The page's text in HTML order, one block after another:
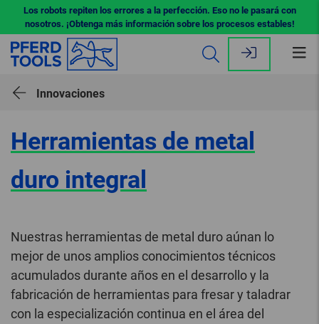
Los robots repiten los errores a la perfección. Eso no le pasará con
nosotros. ¡Obtenga más información sobre los procesos estables!
Innovaciones
Herramientas de metal
duro integral
Nuestras herramientas de metal duro aúnan lo
mejor de unos amplios conocimientos técnicos
acumulados durante años en el desarrollo y la
fabricación de herramientas para fresar y taladrar
con la especialización continua en el área del